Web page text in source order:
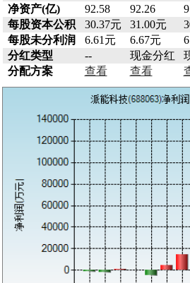
净资产(亿)
92.58 92.26
每股资本公积
30.37元 31.00元
每股未分利润
6.61元 6.67元
分红类型
-- 现金分红
分配方案
查看 查看